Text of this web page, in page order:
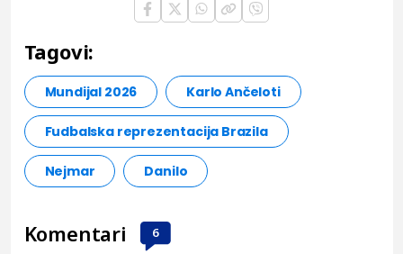
Tagovi:
Mundijal 2026 Karlo Ančeloti
Fudbalska reprezentacija Brazila
Nejmar Danilo
Komentari 6